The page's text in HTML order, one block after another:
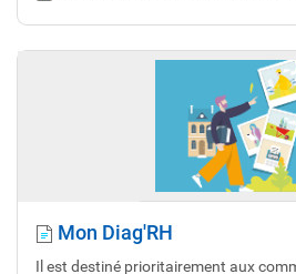
Mon Diag'RH
Il est destiné prioritairement aux